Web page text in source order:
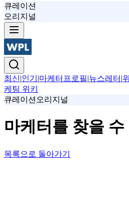
큐레이션
오리지널
최신|인기 |마케터프로필|뉴스레터 |
케팅 위키
큐레이션 오리지널
마케터를 찾을
목록으로 돌아가기